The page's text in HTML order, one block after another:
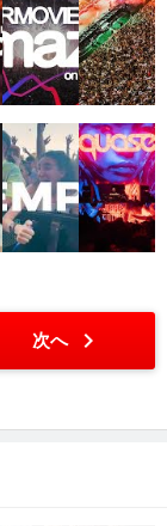
次へ chevron_right